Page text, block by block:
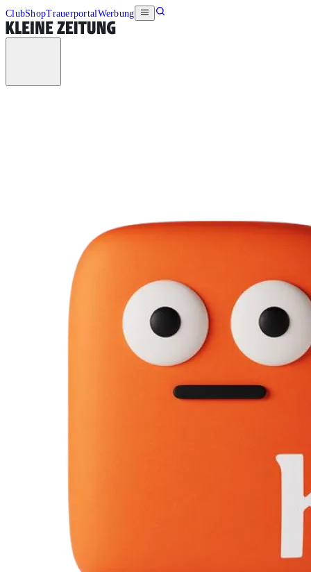
ClubShopTrauerportalWerbung